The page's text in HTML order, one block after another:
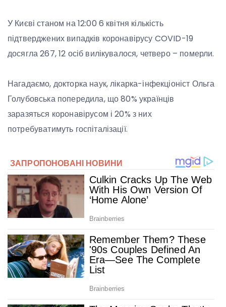
У Києві станом на 12:00 6 квітня кількість
підтверджених випадків коронавірусу COVID-19
досягла 267, 12 осіб вилікувалося, четверо – померли.
Нагадаємо, докторка наук, лікарка-інфекціоніст Ольга
Голубовська попередила, що 80% українців
заразяться коронавірусом і 20% з них
потребуватимуть госпіталізації.